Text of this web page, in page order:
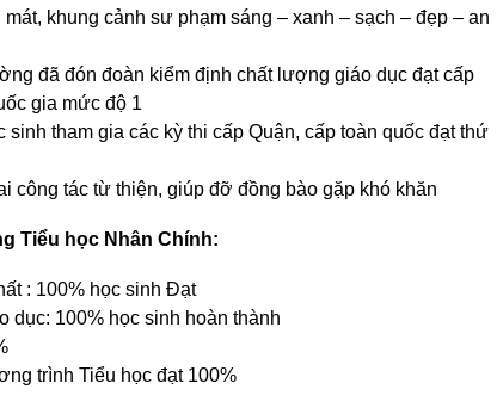
khung cảnh sư phạm sáng – xanh – sạch – đẹp – an
đã đón đoàn kiểm định chất lượng giáo dục đạt cấp
gia mức độ 1
tham gia các kỳ thi cấp Quận, cấp toàn quốc đạt thứ
công tác từ thiện, giúp đỡ đồng bào gặp khó khăn
Tiểu học Nhân Chính:
: 100% học sinh Đạt
dục: 100% học sinh hoàn thành
trình Tiểu học đạt 100%